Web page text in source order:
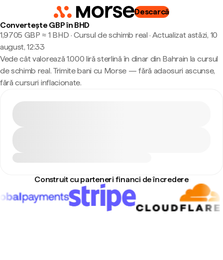
Descarcă
Convertește GBP în BHD
1,9705 GBP ≈ 1 BHD · Cursul de schimb real · Actualizat astăzi, 10
august, 12:33
Vede cât valorează 1.000 liră sterlină în dinar din Bahrain la cursul
de schimb real. Trimite bani cu Morse — fără adaosuri ascunse,
fără cursuri inflacionate.
Construit cu parteneri financi de încredere